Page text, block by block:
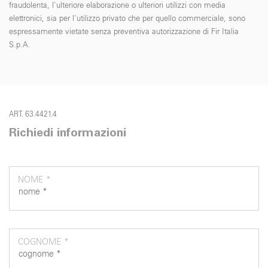
fraudolenta, l'ulteriore elaborazione o ulteriori utilizzi con media
elettronici, sia per l'utilizzo privato che per quello commerciale, sono
espressamente vietate senza preventiva autorizzazione di Fir Italia
S.p.A.
ART. 63.4421.4
Richiedi informazioni
NOME *
COGNOME *